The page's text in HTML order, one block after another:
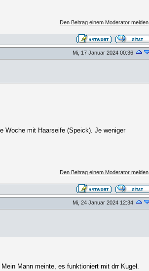
Den Beitrag einem Moderator melden
Mi, 17 Januar 2024 00:36
Woche mit Haarseife (Speick). Je weniger
Den Beitrag einem Moderator melden
Mi, 24 Januar 2024 12:34
Mann meinte, es funktioniert mit drr Kugel.